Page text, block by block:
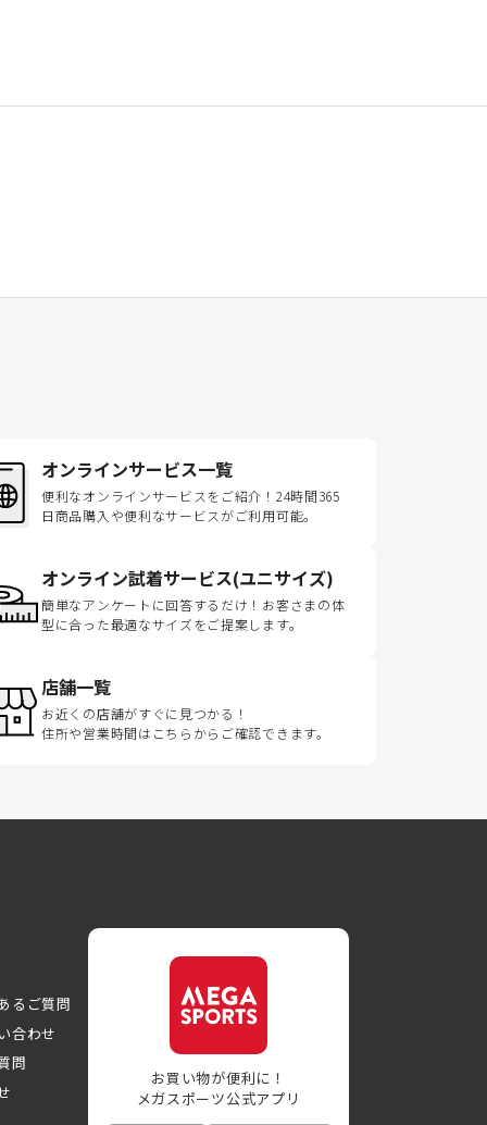
オンラインサービス一覧
便利なオンラインサービスをご紹介！24時間365
日商品購入や便利なサービスがご利用可能。
オンライン試着サービス(ユニサイズ)
簡単なアンケートに回答するだけ！お客さまの体
型に合った最適なサイズをご提案します。
店舗一覧
お近くの店舗がすぐに見つかる！
住所や営業時間はこちらからご確認できます。
るご質問
合わせ
問
お買い物が便利に！
メガスポーツ公式アプリ